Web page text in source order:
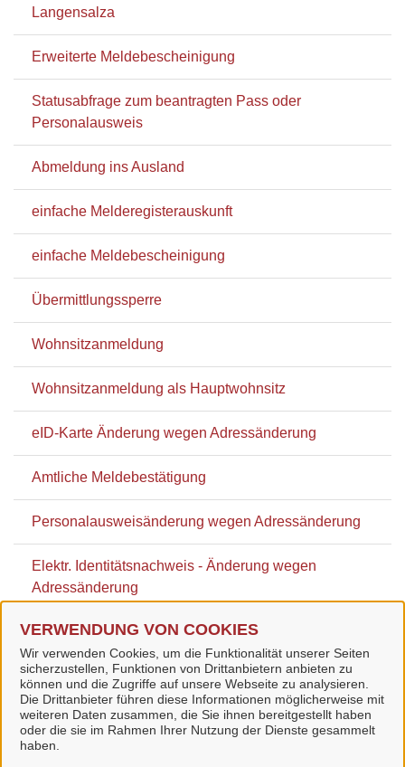
VERWENDUNG VON COOKIES
Wir verwenden Cookies, um die Funktionalität unserer Seiten
sicherzustellen, Funktionen von Drittanbietern anbieten zu
können und die Zugriffe auf unsere Webseite zu analysieren.
Die Drittanbieter führen diese Informationen möglicherweise mit
weiteren Daten zusammen, die Sie ihnen bereitgestellt haben
oder die sie im Rahmen Ihrer Nutzung der Dienste gesammelt
haben.
Langensalza
Erweiterte Meldebescheinigung
Statusabfrage zum beantragten Pass oder
Personalausweis
Abmeldung ins Ausland
einfache Melderegisterauskunft
einfache Meldebescheinigung
Übermittlungssperre
Wohnsitzanmeldung
Wohnsitzanmeldung als Hauptwohnsitz
eID-Karte Änderung wegen Adressänderung
Amtliche Meldebestätigung
Personalausweisänderung wegen Adressänderung
Elektr. Identitätsnachweis - Änderung wegen
Adressänderung
Reisepassänderung wegen Adressänderung
Stadt Bad Langensalza